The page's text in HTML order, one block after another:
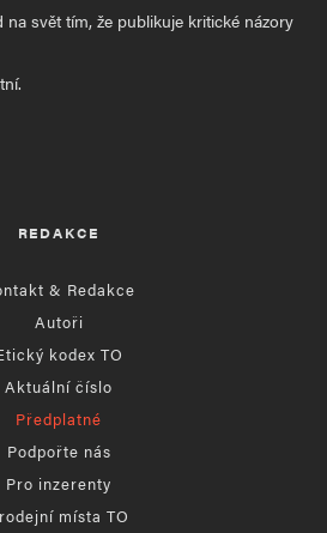
svět tím, že publikuje kritické názory
REDAKCE
& Redakce
Autoři
kodex TO
Aktuální číslo
Předplatné
Podpořte nás
Pro inzerenty
místa TO